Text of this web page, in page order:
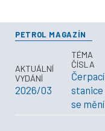
PETROL MAGAZÍN
AKTUÁLNÍ
VYDÁNÍ
2026/03
TÉMA
ČÍSLA
Čerpací
stanice
se mění